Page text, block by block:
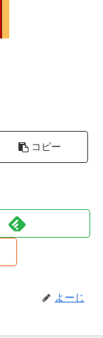
コピー
よーじ